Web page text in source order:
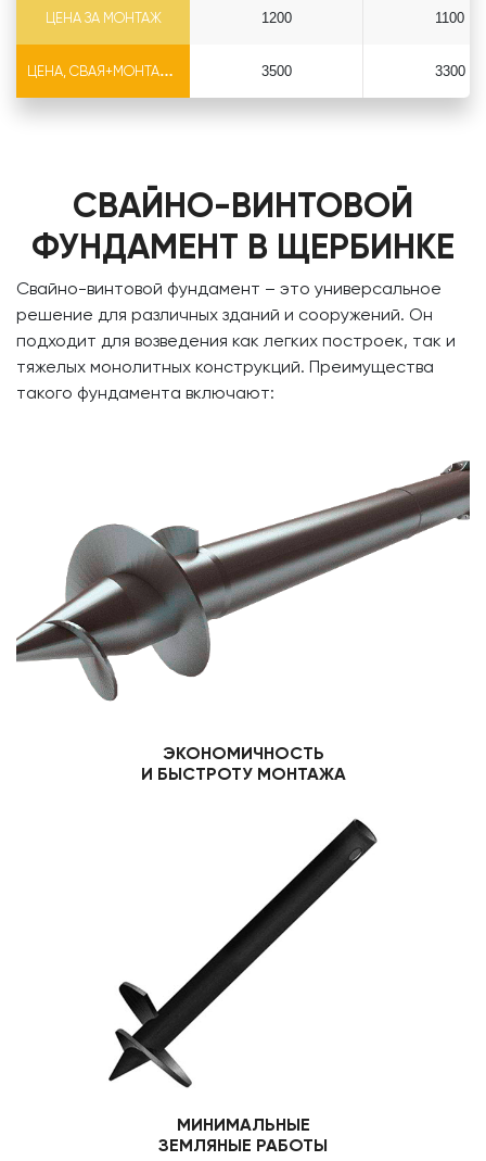
ЦЕНА ЗА МОНТАЖ
ЦЕНА, СВАЯ+МОНТАЖ (БЕЗ ОГОЛОВКА)
1200
3500
1100
3300
СВАЙНО-ВИНТОВОЙ
ФУНДАМЕНТ В ЩЕРБИНКЕ
Свайно-винтовой фундамент – это универсальное
решение для различных зданий и сооружений. Он
подходит для возведения как легких построек, так и
тяжелых монолитных конструкций. Преимущества
такого фундамента включают:
ЭКОНОМИЧНОСТЬ
И БЫСТРОТУ МОНТАЖА
МИНИМАЛЬНЫЕ
ЗЕМЛЯНЫЕ РАБОТЫ